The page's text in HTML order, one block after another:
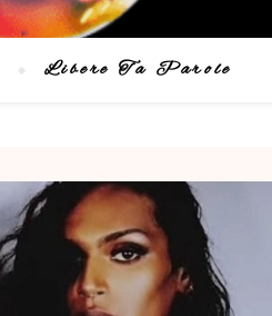
Libere Ta Parole